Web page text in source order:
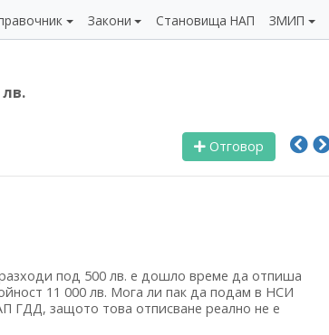
Закони Становища НАП ЗМИП
Отговор
под 500 лв. е дошло време да отпиша
11 000 лв. Мога ли пак да подам в НСИ
ГДД, защото това отписване реално не е